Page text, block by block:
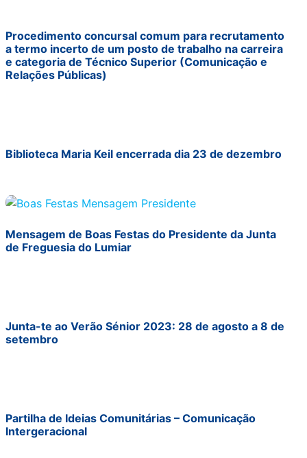
Procedimento concursal comum para recrutamento
a termo incerto de um posto de trabalho na carreira
e categoria de Técnico Superior (Comunicação e
Relações Públicas)
Biblioteca Maria Keil encerrada dia 23 de dezembro
Mensagem de Boas Festas do Presidente da Junta
de Freguesia do Lumiar
Junta-te ao Verão Sénior 2023: 28 de agosto a 8 de
setembro
Partilha de Ideias Comunitárias – Comunicação
Intergeracional